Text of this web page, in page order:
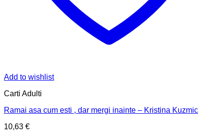
Add to wishlist
Carti Adulti
Ramai asa cum esti , dar mergi inainte – Kristina Kuzmic
10,63 €